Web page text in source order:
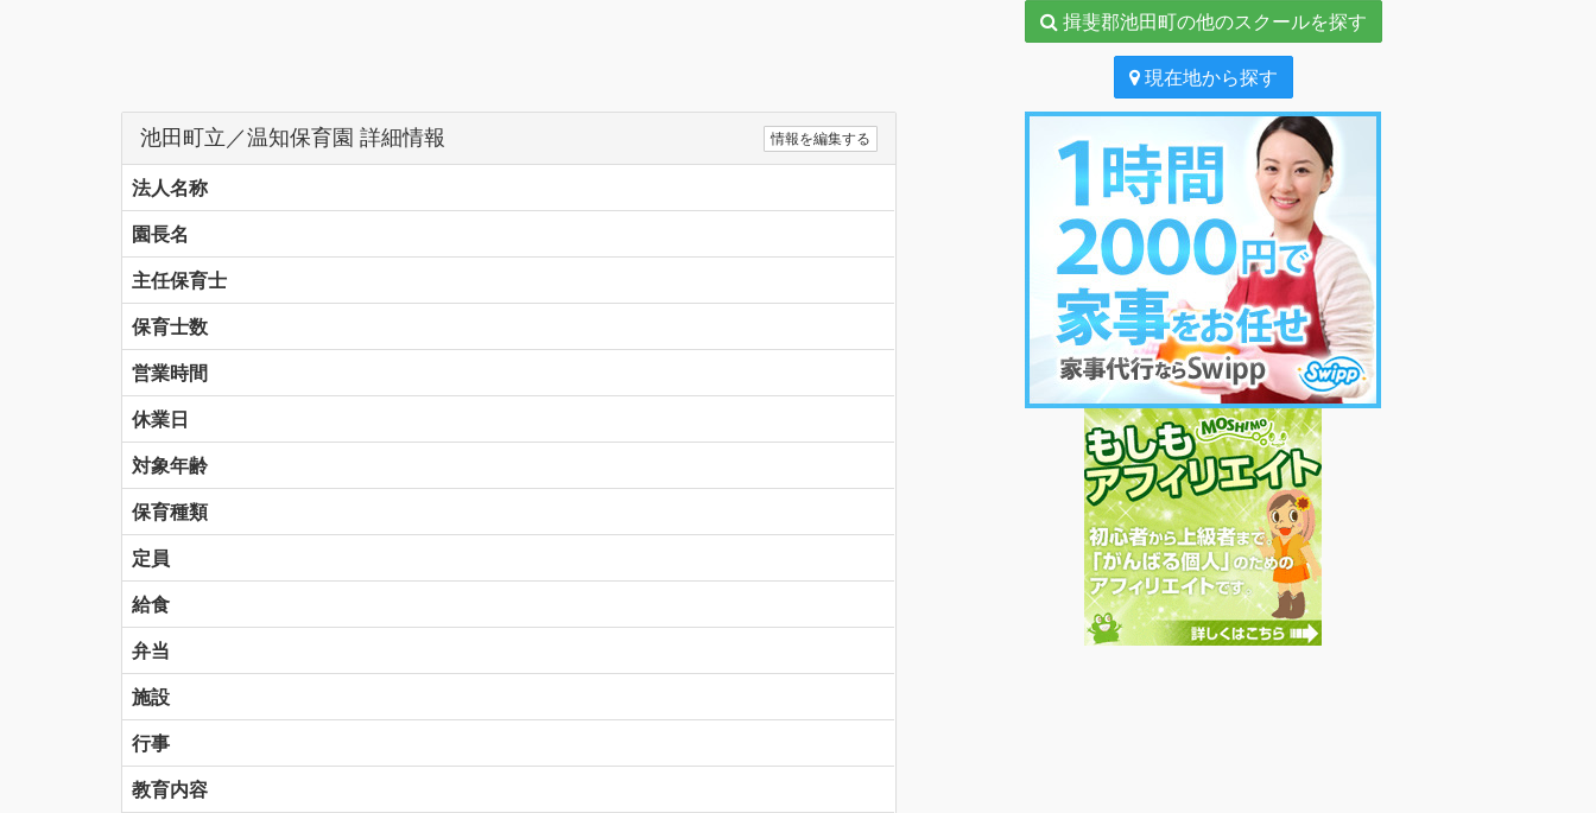
揖斐郡池田町の他のスクールを探す
現在地から探す
池田町立／温知保育園 詳細情報 情報を編集する
法人名称
園長名
主任保育士
保育士数
営業時間
休業日
対象年齢
保育種類
定員
給食
弁当
施設
行事
教育内容